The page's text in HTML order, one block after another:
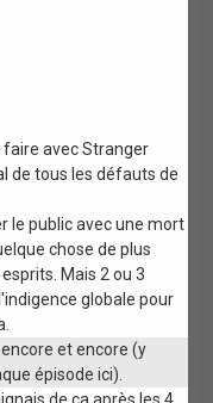
faire avec Stranger
de tous les défauts de
le public avec une mort
chose de plus
Mais 2 ou 3
globale pour
et encore (y
épisode ici).
de ça après les 4